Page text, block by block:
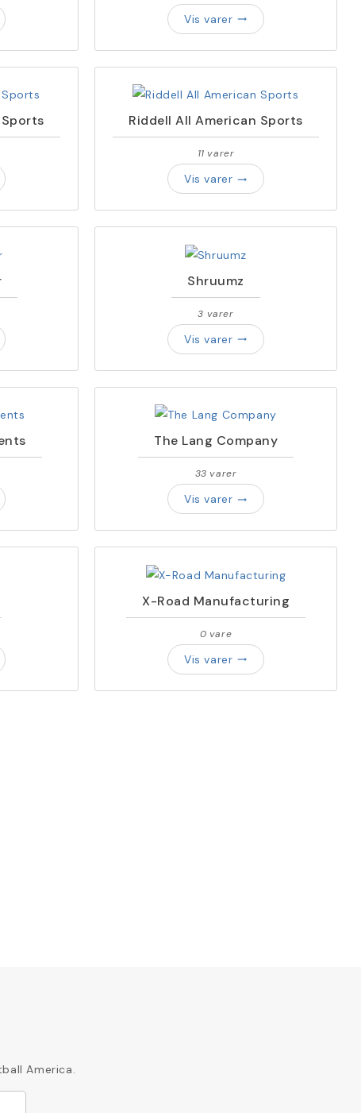
Vis varer trending_flat
Riddell All American Sports
11 varer
Vis varer trending_flat
Shruumz
3 varer
Vis varer trending_flat
The Lang Company
33 varer
Vis varer trending_flat
X-Road Manufacturing
0 vare
Vis varer trending_flat
America.